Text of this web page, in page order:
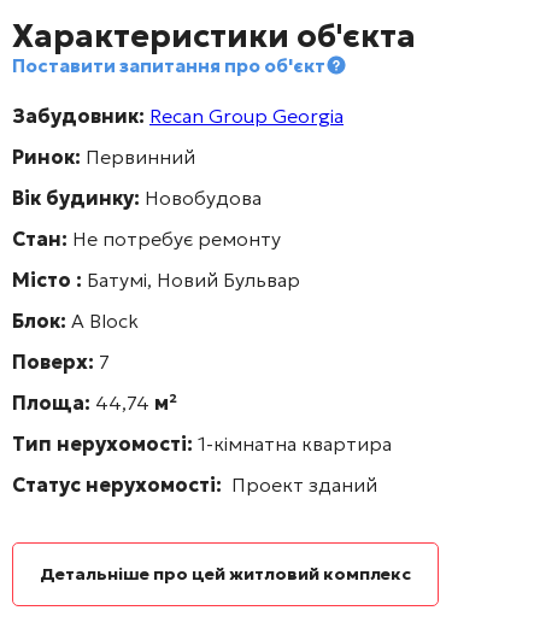
Характеристики об'єкта
Поставити запитання про об'єкт
Забудовник: Recan Group Georgia
Ринок: Первинний
Вік будинку: Новобудова
Стан: Не потребує ремонту
Місто : Батумі, Новий Бульвар
Блок: А Block
Поверх: 7
Площа: 44,74 м²
Тип нерухомості: 1-кімнатна квартира
Статус нерухомості: Проект зданий
Детальніше про цей житловий комплекс